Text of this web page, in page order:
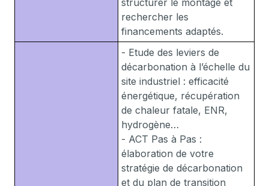
structurer le montage et
rechercher les
financements adaptés.
- Etude des leviers de
décarbonation à l’échelle du
site industriel : efficacité
énergétique, récupération
de chaleur fatale, ENR,
hydrogène…
- ACT Pas à Pas :
élaboration de votre
stratégie de décarbonation
et du plan de transition